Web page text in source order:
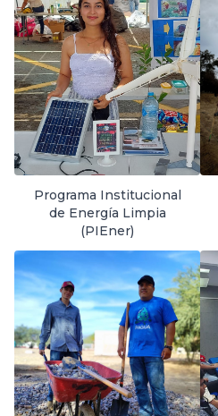
Programa Institucional
de Energía Limpia
(PIEner)